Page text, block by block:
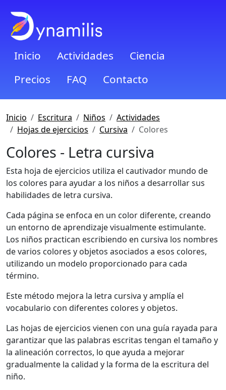
Inicio Actividades
Ciencia
Precios
FAQ Contacto
Inicio Escritura Niños
Actividades
Hojas de ejercicios
Cursiva Colores
Colores - Letra cursiva
Esta hoja de ejercicios utiliza el cautivador mundo de
los colores para ayudar a los niños a desarrollar sus
habilidades de letra cursiva.
Cada página se enfoca en un color diferente, creando
un entorno de aprendizaje visualmente estimulante.
Los niños practican escribiendo en cursiva los nombres
de varios colores y objetos asociados a esos colores,
utilizando un modelo proporcionado para cada
término.
Este método mejora la letra cursiva y amplía el
vocabulario con diferentes colores y objetos.
Las hojas de ejercicios vienen con una guía rayada para
garantizar que las palabras escritas tengan el tamaño y
la alineación correctos, lo que ayuda a mejorar
gradualmente la calidad y la forma de la escritura del
niño.